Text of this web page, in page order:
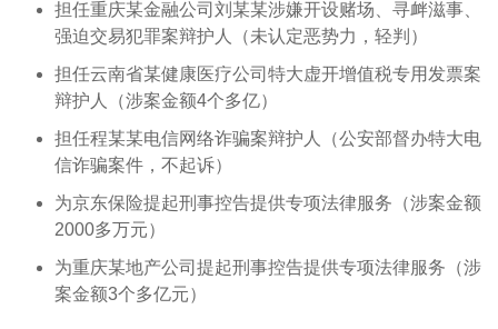
担任重庆某金融公司刘某某涉嫌开设赌场、寻衅滋事、
强迫交易犯罪案辩护人（未认定恶势力，轻判）
担任云南省某健康医疗公司特大虚开增值税专用发票案
辩护人（涉案金额4个多亿）
担任程某某电信网络诈骗案辩护人（公安部督办特大电
信诈骗案件，不起诉）
为京东保险提起刑事控告提供专项法律服务（涉案金额
2000多万元）
为重庆某地产公司提起刑事控告提供专项法律服务（涉
案金额3个多亿元）